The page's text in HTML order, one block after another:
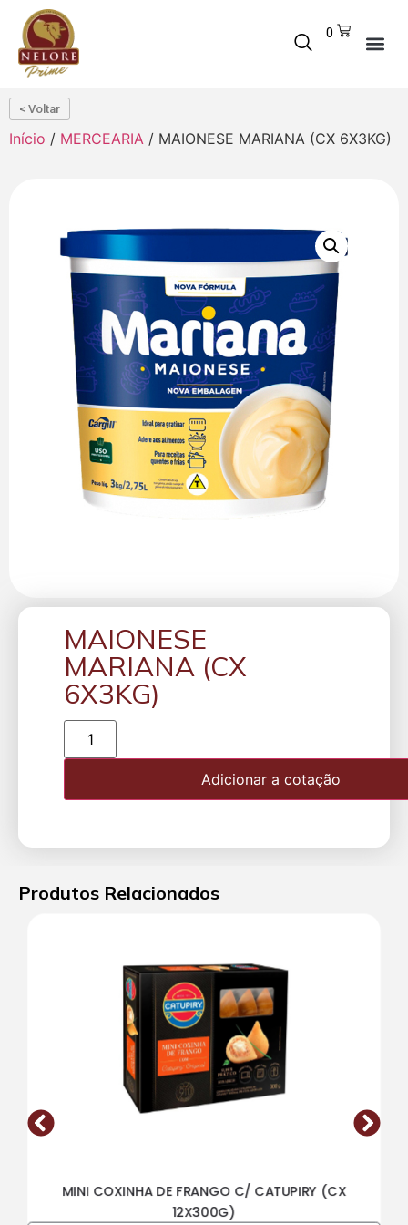
0
< Voltar
Início / MERCEARIA / MAIONESE MARIANA (CX 6X3KG)
MAIONESE
MARIANA (CX
6X3KG)
Adicionar a cotação
Produtos Relacionados
MINI COXINHA DE FRANGO C/ CATUPIRY (CX
12X300G)